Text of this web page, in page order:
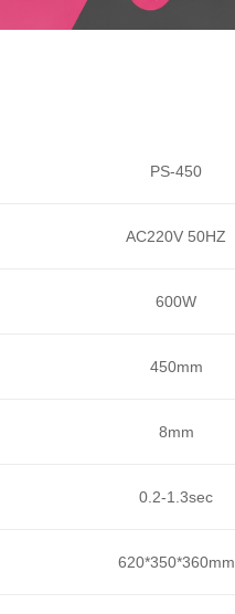
PS-450
AC220V 50HZ
600W
450mm
8mm
0.2-1.3sec
620*350*360mm